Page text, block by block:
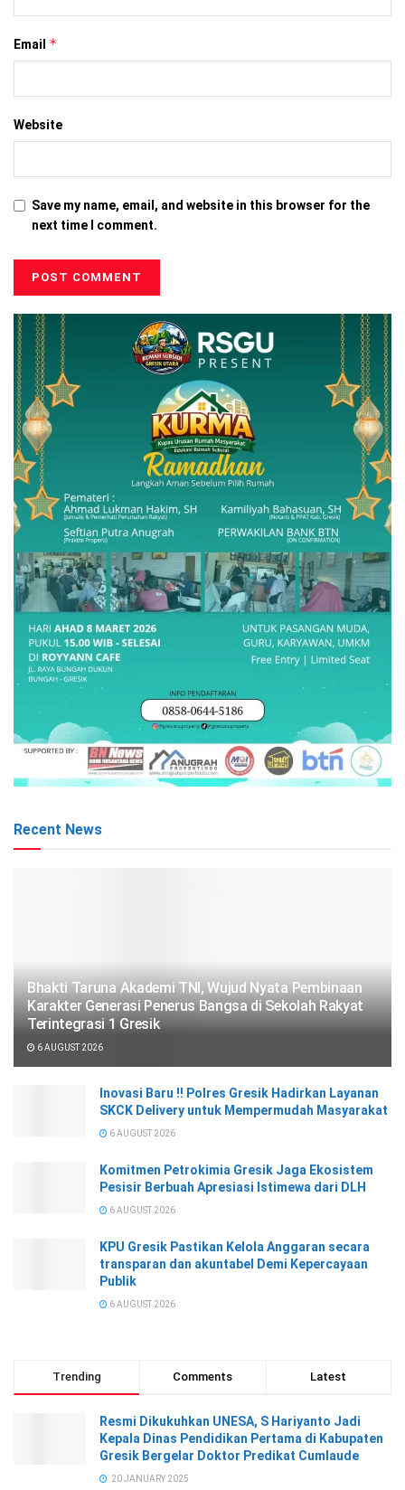
Email *
Website
Save my name, email, and website in this browser for the
next time I comment.
Recent News
Bhakti Taruna Akademi TNI, Wujud Nyata Pembinaan
Karakter Generasi Penerus Bangsa di Sekolah Rakyat
Terintegrasi 1 Gresik
6 AUGUST 2026
Inovasi Baru !! Polres Gresik Hadirkan Layanan
SKCK Delivery untuk Mempermudah Masyarakat
6 AUGUST 2026
Komitmen Petrokimia Gresik Jaga Ekosistem
Pesisir Berbuah Apresiasi Istimewa dari DLH
6 AUGUST 2026
KPU Gresik Pastikan Kelola Anggaran secara
transparan dan akuntabel Demi Kepercayaan
Publik
6 AUGUST 2026
Trending Comments Latest
Resmi Dikukuhkan UNESA, S Hariyanto Jadi
Kepala Dinas Pendidikan Pertama di Kabupaten
Gresik Bergelar Doktor Predikat Cumlaude
20 JANUARY 2025